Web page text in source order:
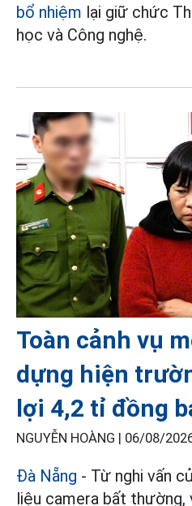
bổ nhiệm lại giữ chức
học và Công nghệ.
Toàn cảnh vụ
dựng hiện
lợi 4,2 tỉ đồng
NGUYỄN HOÀNG | 06/08/
Đà Nẵng - Từ nghi vấn
liệu camera bất thường,